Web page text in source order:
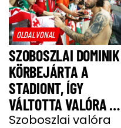
OLDALVONAL
SZOBOSZLAI DOMINIK
KÖRBEJÁRTA A
STADIONT, ÍGY
VÁLTOTTA VALÓRA A
GYEREKEK ÁLMÁT
Szoboszlai valóra